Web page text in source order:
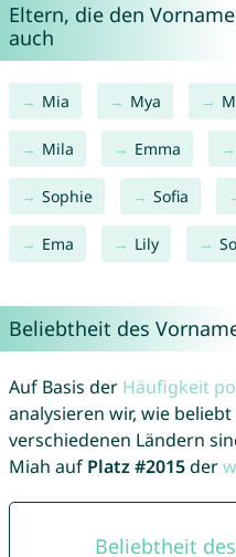
Eltern, die den
auch
Mia Mya
Mila Emma
Sophie Sofia
Ema Lily
Beliebtheit des
Auf Basis der Häufigkeit
analysieren wir, wie
verschiedenen Ländern
Miah auf Platz #2015der